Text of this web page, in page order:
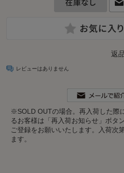
返
レビューはありません
※SOLD OUTの場合。再入荷した際
るお客様は「再入荷お知らせ」ボタ
ご登録をお願いいたします。入荷次
ます。